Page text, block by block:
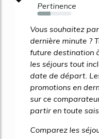
Pertinence
39%
Vous souhaitez
dernière minute ?
future destination
les séjours tout
date de départ.
promotions en
sur ce
partir en toute
Comparez les